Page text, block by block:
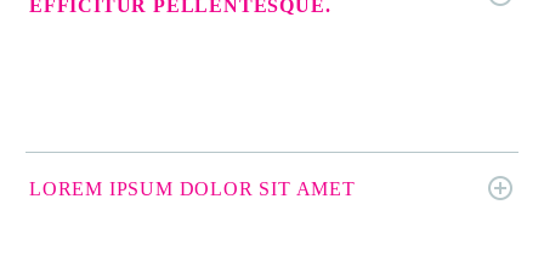
EFFICITUR PELLENTESQUE.
LOREM IPSUM DOLOR SIT AMET